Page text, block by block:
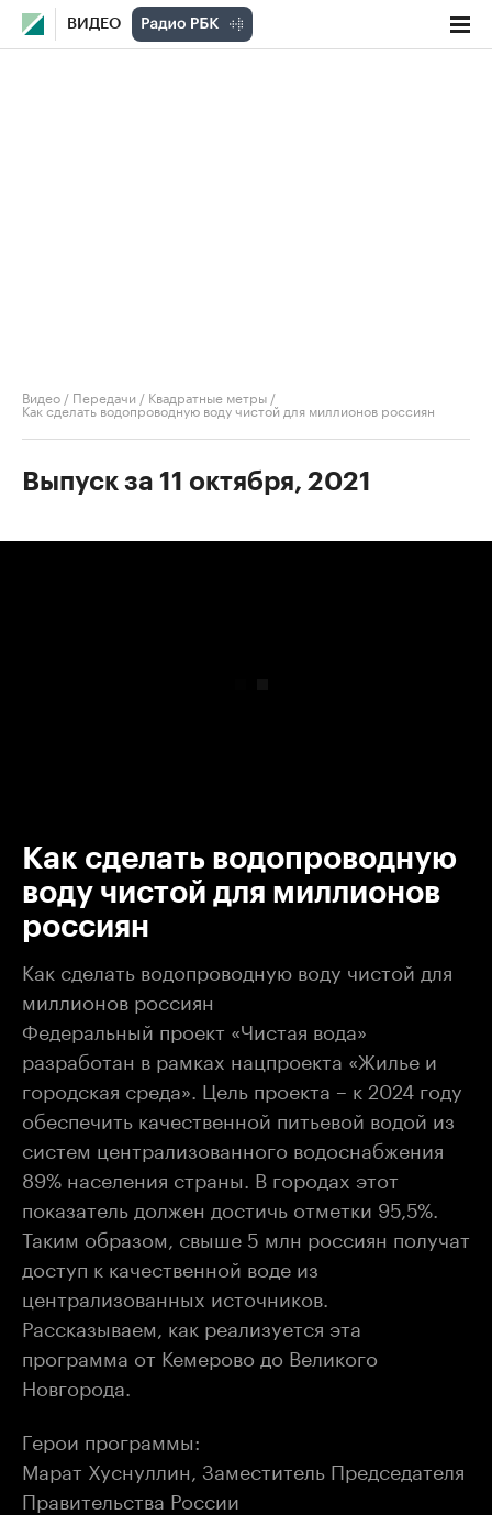
ВИДЕО
Видео / Передачи / Квадратные метры /
Как сделать водопроводную воду чистой для миллионов россиян
Выпуск за 11 октября, 2021
Как сделать водопроводную
воду чистой для миллионов
россиян
Как сделать водопроводную воду чистой для
миллионов россиян
Федеральный проект «Чистая вода»
разработан в рамках нацпроекта «Жилье и
городская среда». Цель проекта – к 2024 году
обеспечить качественной питьевой водой из
систем централизованного водоснабжения
89% населения страны. В городах этот
показатель должен достичь отметки 95,5%.
Таким образом, свыше 5 млн россиян получат
доступ к качественной воде из
централизованных источников.
Рассказываем, как реализуется эта
программа от Кемерово до Великого
Новгорода.
Герои программы:
Марат Хуснуллин, Заместитель Председателя
Правительства России